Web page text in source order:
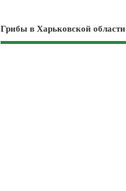
Грибы в Харьковской области